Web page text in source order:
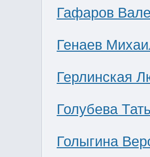
Гафаров
Генаев
Герлинская
Голубева
Голыгина